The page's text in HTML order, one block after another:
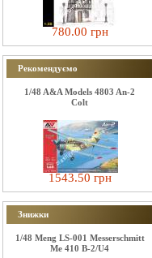
780.00 грн
Рекомендуємо
1/48 A&A Models 4803 An-2
Colt
1543.50 грн
Знижки
1/48 Meng LS-001 Messerschmitt
Me 410 B-2/U4